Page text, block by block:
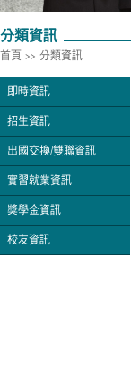
分類資訊
首頁 >> 分類資訊
即時資訊
招生資訊
出國交換/雙聯資訊
實習就業資訊
獎學金資訊
校友資訊